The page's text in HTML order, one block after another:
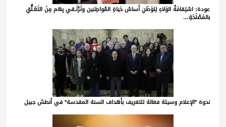
عودة: اسْتِقامَةُ الوَلاءِ لِلوَطَنِ أساسُ حَياةِ المُواطِنين وتَرْتَـقي بِهم مِنَ التَعَـلُّقِ
بالمَصْلَحَةِ…
ندوة *الإعلام وسيلة فعالة للتعريف بأهداف السنة المقدسة* في أنطش جبيل